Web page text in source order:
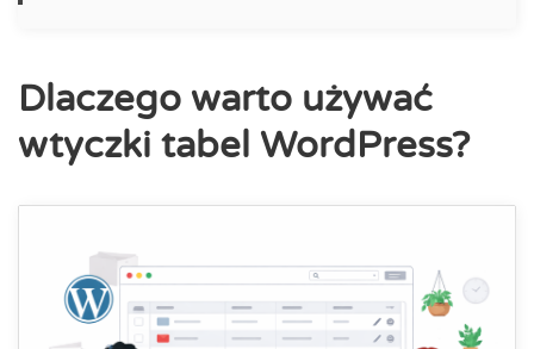
Dlaczego warto używać
wtyczki tabel WordPress?